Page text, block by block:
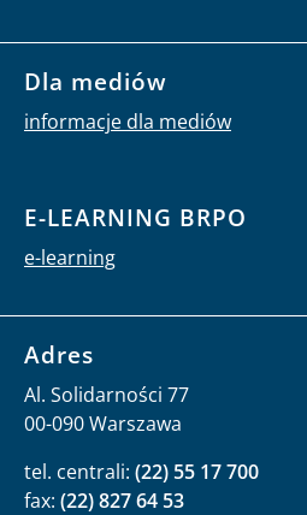
Dla mediów
informacje dla mediów
E-LEARNING BRPO
e-learning
Adres
Al. Solidarności 77
00-090 Warszawa
tel. centrali: (22) 55 17 700
fax: (22) 827 64 53